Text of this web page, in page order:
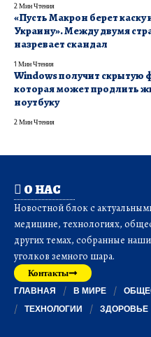
2 Мин Чтения
«Пусть Макрон берет каску
Украину». Между двумя
назревает скандал
1 Мин Чтения
Windows получит скрытую
которая может продлить
ноутбуку
2 Мин Чтения
О НАС
Новостной блок с
медицине, технологиях,
других темах, собранные
уголков земного шара.
Контакты
ГЛАВНАЯ В МИРЕ
ТЕХНОЛОГИИ
ЗДОРОВЬЕ